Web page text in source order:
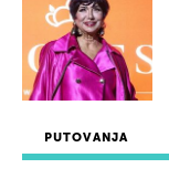
PUTOVANJA